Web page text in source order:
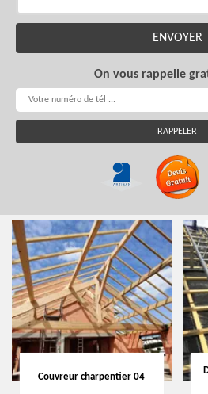
On vous rappelle
Couvreur charpentier 04